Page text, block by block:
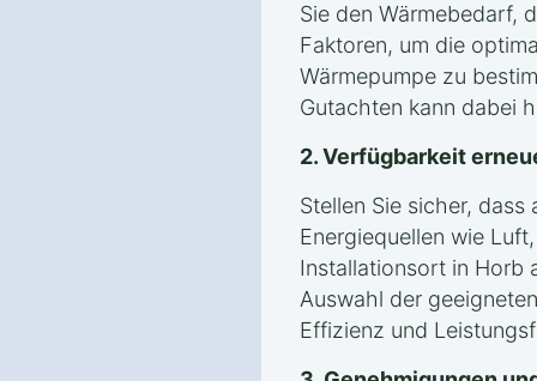
Sie den Wärmebedarf,
Faktoren, um die
Wärmepumpe zu
Gutachten kann dabei
2. Verfügbarkeit
Stellen Sie sicher, dass
Energiequellen wie
Installationsort in Horb
Auswahl der
Effizienz und